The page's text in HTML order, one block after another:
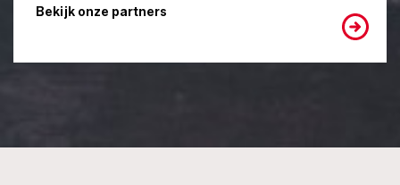
Bekijk onze partners